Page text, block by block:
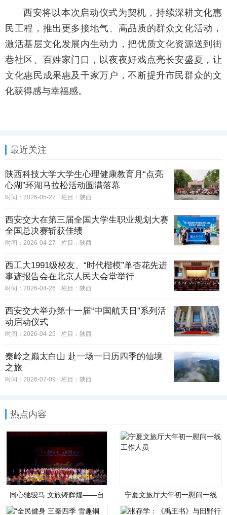
西安将以本次启动仪式为契机，持续深耕文化惠
民工程，推出更多接地气、高品质的群众文化活动，
激活基层文化发展内生动力，把优质文化资源送到街
巷社区、百姓家门口，以夜夜好戏点亮长安盛夏，让
文化惠民成果惠及千家万户，不断提升市民群众的文
化获得感与幸福感。
最近关注
陕西科技大学大学生心理健康教育月“点亮
心湖”环湖马拉松活动圆满落幕
时间：2026-05-27 栏目： 陕西
西安交大在第三届全国大学生职业规划大赛
全国总决赛斩获佳绩
时间：2026-04-27 栏目： 陕西
西工大1991级校友、“时代楷模”单杏花先进
事迹报告会在北京人民大会堂举行
时间：2026-04-26 栏目： 陕西
西安交大举办第十一届“中国航天日”系列活
动启动仪式
时间：2026-04-25 栏目： 陕西
秦岭之巅太白山 赴一场一日历四季的仙境
之旅
时间：2026-07-09 栏目： 陕西
热点内容
同心驰骏马 文旅铸辉煌——自
华民族共同体意识联谊会
宁夏文旅厅大年初一慰问一线